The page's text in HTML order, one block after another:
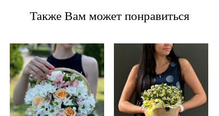
Также Вам может понравиться